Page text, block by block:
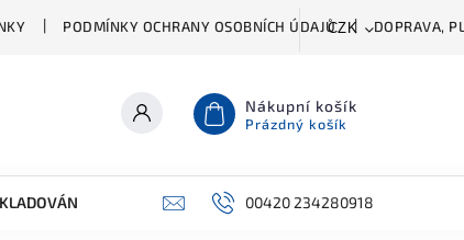
PODMÍNKY OCHRANY OSOBNÍCH ÚDAJŮ DOPRAVA,
CZK
Nákupní košík
Prázdný košík
A ČIŠTĚNÍ PŘÍSLUŠENSTVÍ
00420 234280918